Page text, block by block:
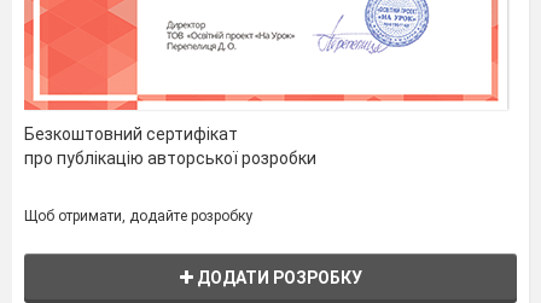
У парку на всіх деревах сюрпризи
розклали.
П’ять синичників на вітах,
Десять годівничок,
Двадцять дві, усі у квітах,
радо - радо гостей виглядали…
Та чомусь крилаті гості
В парк не завітали…
Безкоштовний сертифікат
про публікацію авторської розробки
Щоб отримати, додайте розробку
ДОДАТИ РОЗРОБКУ